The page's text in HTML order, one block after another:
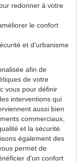
redonner à votre
le confort
et d'urbanisme
afin de
de votre
vous pour définir
interventions qui
aussi bien
commerciaux,
et la sécurité.
également des
permet de
d'un confort